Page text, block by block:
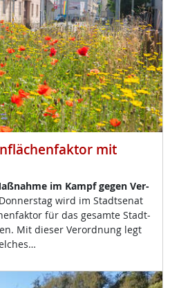
mit
im Kampf ge­gen Ver­
wird im Stadt­se­nat
für das ge­sam­te Stadt­
Mit die­ser Ver­ord­nung legt